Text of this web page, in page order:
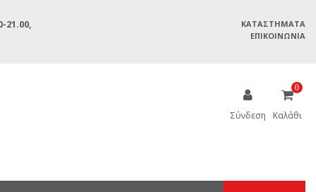
21.00,
ΚΑΤΑΣΤΉΜΑΤΑ
ΕΠΙΚΟΙΝΩΝΊΑ
Σύνδεση
0
Καλάθι